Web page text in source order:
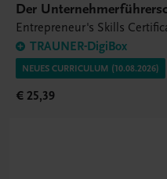
Der
Entrepreneur's Skills
TRAUNER-DigiBox
NEUES CURRICULUM (10.08.2026)
€ 25,39